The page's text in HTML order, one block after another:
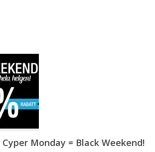
Monday = Black Weekend!